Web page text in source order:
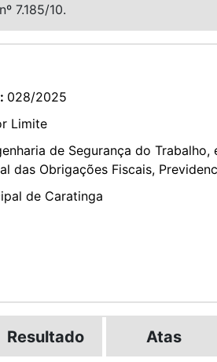
7.185/10.
028/2025
Limite
de Segurança do
das Obrigações Fiscais,
de Caratinga
Resultado Atas